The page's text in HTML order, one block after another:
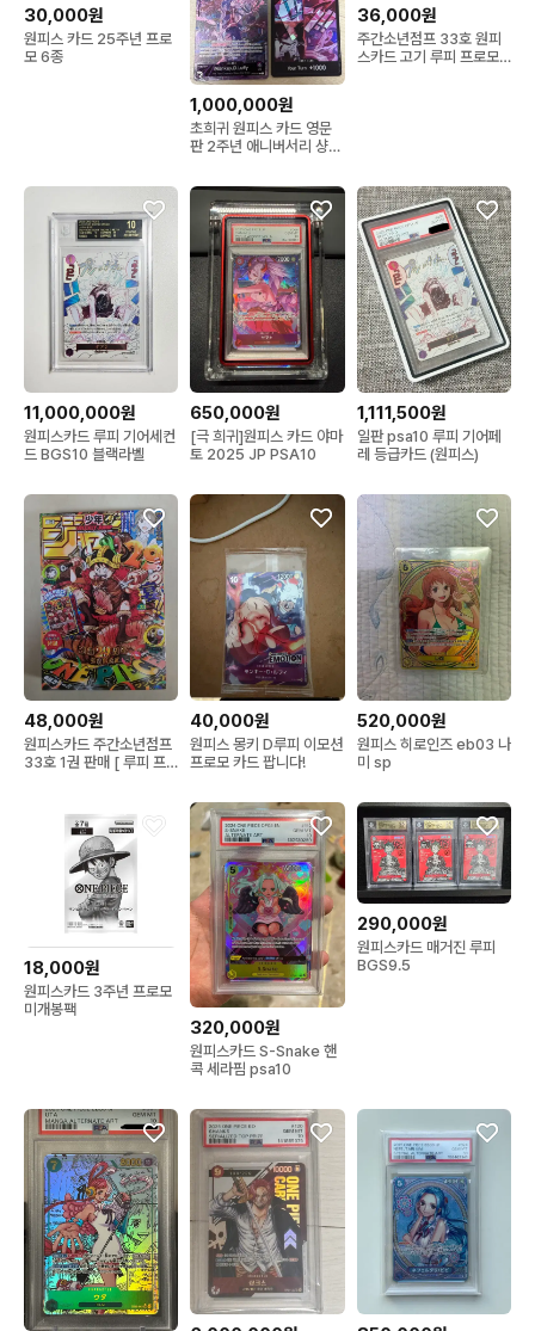
30,000원
원피스 카드 25주년 프로
모 6종
1,000,000원
초희귀 원피스 카드 영문
판 2주년 애니버서리 샹크
36,000원
주간소년점프 33호 원피
스카드 고기 루피 프로모
11,000,000원
원피스카드 루피 기어세컨
드 BGS10 블랙라벨
650,000원
[극 희귀]원피스 카드 야마
토 2025 JP PSA10
1,111,500원
일판 psa10 루피 기어페
레 등급카드 (원피스)
48,000원
원피스카드 주간소년점프
33호 1권 판매 [ 루피 프
40,000원
원피스 몽키 D루피 이모션
프로모 카드 팝니다!
520,000원
원피스 히로인즈 eb03 나
미 sp
18,000원
원피스카드 3주년 프로모
미개봉팩
320,000원
원피스카드 S-Snake 핸
콕 세라핌 psa10
290,000원
원피스카드 매거진 루피
BGS9.5